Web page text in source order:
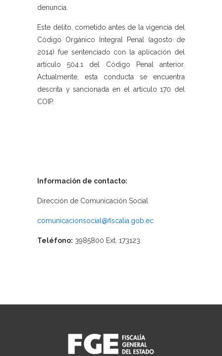
denuncia.
Este delito, cometido antes de la vigencia del
Código Orgánico Integral Penal (agosto de
2014) fue sentenciado con la aplicación del
artículo 504.1 del Código Penal anterior.
Actualmente, esta conducta se encuentra
descrita y sancionada en el artículo 170 del
COIP.
Información de contacto:
Dirección de Comunicación Social
comunicacionsocial@fiscalia.gob.ec
Teléfono: 3985800 Ext. 173123